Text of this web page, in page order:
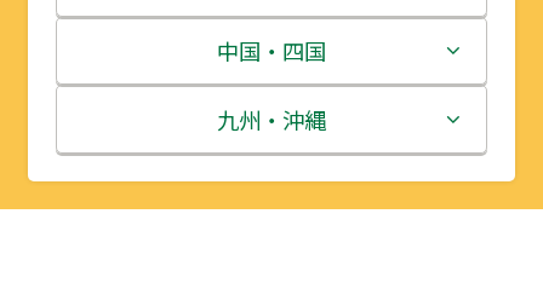
宮城県
秋田県
山形県
群馬県
埼玉県
千葉県
富山県
石川県
福井県
三重県
滋賀県
京都府
中国・四国
鳥取県
島根県
九州・沖縄
福岡県